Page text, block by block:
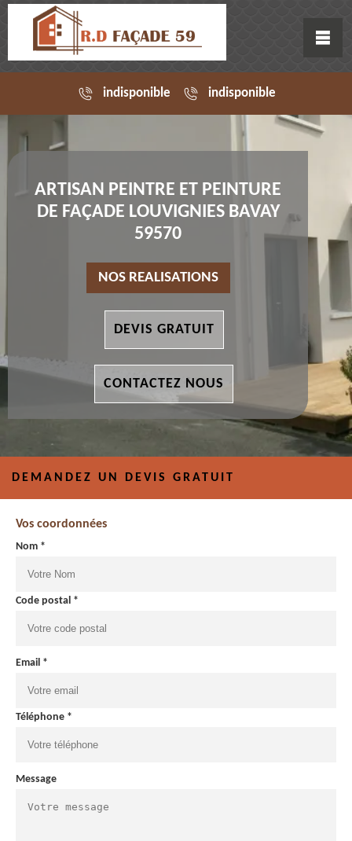
indisponible indisponible
ARTISAN PEINTRE ET PEINTURE
DE FAÇADE LOUVIGNIES BAVAY
59570
NOS REALISATIONS
DEVIS GRATUIT
CONTACTEZ NOUS
DEMANDEZ UN DEVIS GRATUIT
Vos coordonnées
Nom *
Code postal *
Email *
Téléphone *
Message